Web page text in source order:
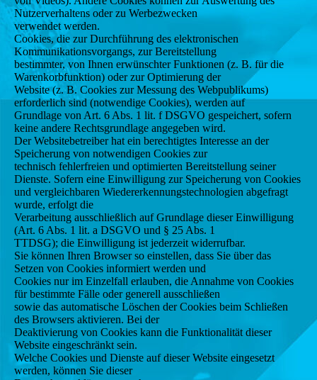
Nutzerverhaltens oder zu Werbezwecken
verwendet werden.
Cookies, die zur Durchführung des elektronischen
Kommunikationsvorgangs, zur Bereitstellung
bestimmter, von Ihnen erwünschter Funktionen (z. B. für die
Warenkorbfunktion) oder zur Optimierung der
Website (z. B. Cookies zur Messung des Webpublikums)
erforderlich sind (notwendige Cookies), werden auf
Grundlage von Art. 6 Abs. 1 lit. f DSGVO gespeichert, sofern
keine andere Rechtsgrundlage angegeben wird.
Der Websitebetreiber hat ein berechtigtes Interesse an der
Speicherung von notwendigen Cookies zur
technisch fehlerfreien und optimierten Bereitstellung seiner
Dienste. Sofern eine Einwilligung zur Speicherung von Cookies
und vergleichbaren Wiedererkennungstechnologien abgefragt
wurde, erfolgt die
Verarbeitung ausschließlich auf Grundlage dieser Einwilligung
(Art. 6 Abs. 1 lit. a DSGVO und § 25 Abs. 1
TTDSG); die Einwilligung ist jederzeit widerrufbar.
Sie können Ihren Browser so einstellen, dass Sie über das
Setzen von Cookies informiert werden und
Cookies nur im Einzelfall erlauben, die Annahme von Cookies
für bestimmte Fälle oder generell ausschließen
sowie das automatische Löschen der Cookies beim Schließen
des Browsers aktivieren. Bei der
Deaktivierung von Cookies kann die Funktionalität dieser
Website eingeschränkt sein.
Welche Cookies und Dienste auf dieser Website eingesetzt
werden, können Sie dieser